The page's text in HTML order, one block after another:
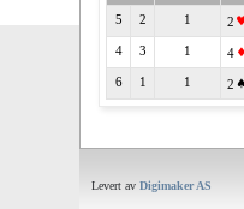
5 2 1 2
4 3 1 4
6 1 1 2
Levert av Digimaker AS